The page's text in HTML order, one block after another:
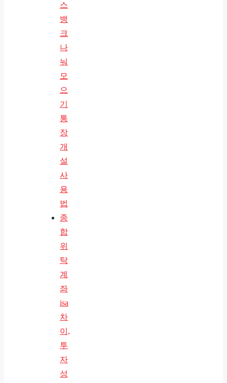
스
뱅
크
나
눠
모
으
기
통
장
개
설
사
용
법
종
합
위
탁
계
좌
isa
차
이,
투
자
성